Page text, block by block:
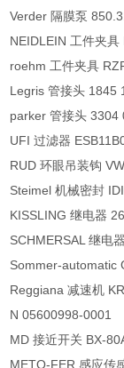
Verder 隔膜泵
NEIDLEIN 工件夹
roehm 工件夹具
Legris 管接头 1845
parker 管接头 3304
UFI 过滤器
RUD 环眼吊装钩
Steimel 机械密封
KISSLING 继电器
SCHMERSAL 继电
Sommer-automatic
Reggiana 减速机
N 05600998-0001
MD 接近开关 BX-
METO-FER 感应传